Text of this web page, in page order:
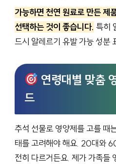
가능하면 천연 원료로 만든 제
선택하는 것이 좋습니다. 특히
드시 알레르기 유발 가능 성분
연령대별 맞춤
드
추석 선물로 영양제를 고를 때
태를 고려해야 해요. 20대와
전히 다르거든요. 제가 가족들